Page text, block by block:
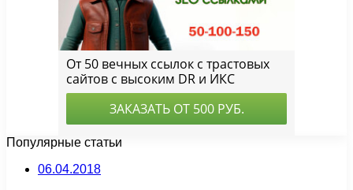
Популярные статьи
06.04.2018